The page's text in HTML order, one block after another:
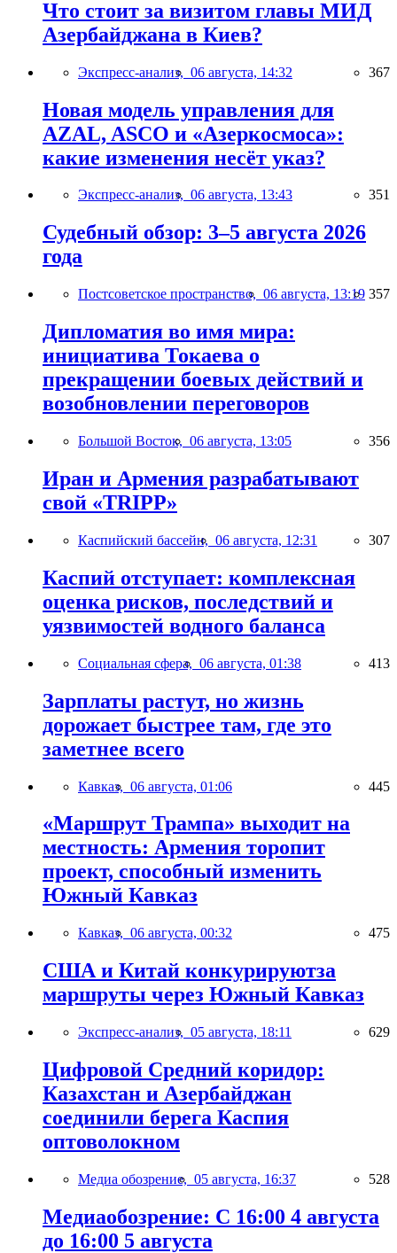
Что стоит за визитом главы МИД
Азербайджана в Киев?
Экспресс-анализ, 06 августа, 14:32 367
Новая модель управления для
AZAL, ASCO и «Азеркосмоса»:
какие изменения несёт указ?
Экспресс-анализ, 06 августа, 13:43 351
Судебный обзор: 3–5 августа 2026
года
Постсоветское пространство, 06 августа, 13:19 357
Дипломатия во имя мира:
инициатива Токаева о
прекращении боевых действий и
возобновлении переговоров
Большой Восток, 06 августа, 13:05 356
Иран и Армения разрабатывают
свой «TRIPP»
Каспийский бассейн, 06 августа, 12:31 307
Каспий отступает: комплексная
оценка рисков, последствий и
уязвимостей водного баланса
Социальная сфера, 06 августа, 01:38 413
Зарплаты растут, но жизнь
дорожает быстрее там, где это
заметнее всего
Кавказ, 06 августа, 01:06 445
«Маршрут Трампа» выходит на
местность: Армения торопит
проект, способный изменить
Южный Кавказ
Кавказ, 06 августа, 00:32 475
США и Китай конкурируютза
маршруты через Южный Кавказ
Экспресс-анализ, 05 августа, 18:11 629
Цифровой Средний коридор:
Казахстан и Азербайджан
соединили берега Каспия
оптоволокном
Медиа обозрение, 05 августа, 16:37 528
Медиаобозрение: С 16:00 4 августа
до 16:00 5 августа